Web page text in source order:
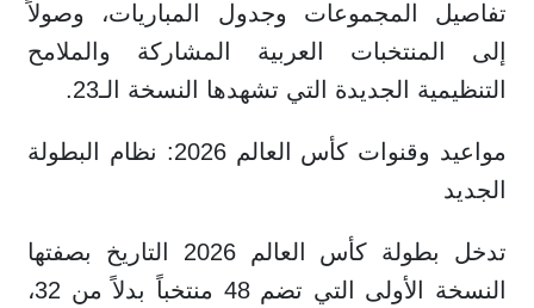
تفاصيل المجموعات وجدول المباريات، وصولاً
إلى المنتخبات العربية المشاركة والملامح
التنظيمية الجديدة التي تشهدها النسخة الـ23.
مواعيد وقنوات كأس العالم 2026: نظام البطولة
الجديد
تدخل بطولة كأس العالم 2026 التاريخ بصفتها
النسخة الأولى التي تضم 48 منتخباً بدلاً من 32،